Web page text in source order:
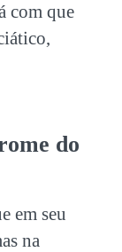
com que
do
em seu
na